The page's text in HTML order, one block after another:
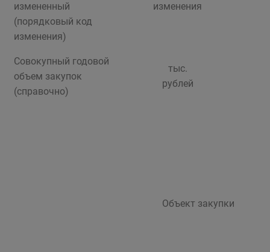
измененный
(порядковый код
изменения)
изменения
Совокупный годовой
объем закупок
(справочно)
тыс.
рублей
Объект закупки